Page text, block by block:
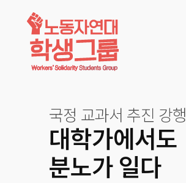
콘텐츠로
바로가기
국정 교과서 추진 강행
대학가에서도
분노가 일다